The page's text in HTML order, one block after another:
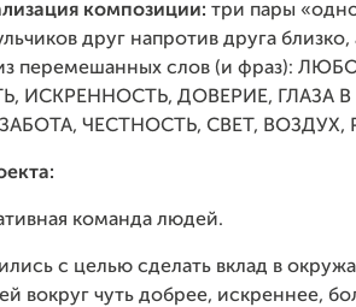
композиции: три пары
друг напротив друга
перемешанных слов (и фраз):
ИСКРЕННОСТЬ, ДОВЕРИЕ, ГЛАЗА В
ЗАБОТА, ЧЕСТНОСТЬ, СВЕТ,
команда людей.
с целью сделать вклад в
вокруг чуть добрее, искреннее,